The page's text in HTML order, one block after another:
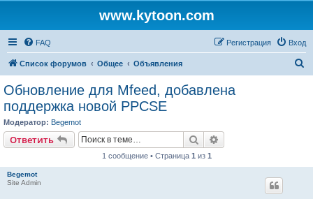
www.kytoon.com
FAQ Вход
Регистрация
Список форумов Общее Объявления
Обновление для Mfeed, добавлена
поддержка новой PPCSE
Модератор: Begemot
Ответить Поиск
1 сообщение • Страница 1 из 1
Begemot
Site Admin